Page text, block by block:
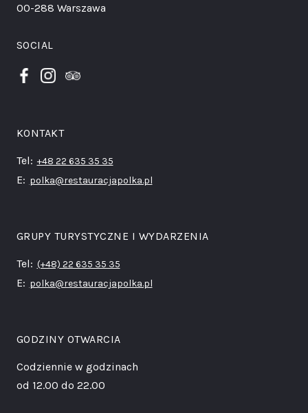
00-288 Warszawa
SOCIAL
KONTAKT
Tel: +48 22 635 35 35
E: polka@restauracjapolka.pl
GRUPY TURYSTYCZNE I WYDARZENIA
Tel: (+48) 22 635 35 35
E: polka@restauracjapolka.pl
GODZINY OTWARCIA
Codziennie w godzinach
od 12.00 do 22.00